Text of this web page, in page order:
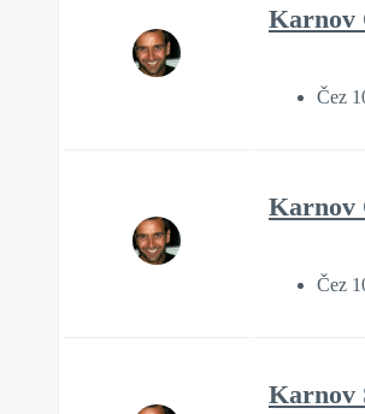
Karnov
Čez
Karnov
Čez
Karnov